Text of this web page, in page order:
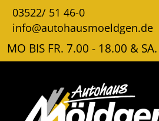
03522/ 51 46-0
info@autohausmoeldgen.de
MO BIS FR. 7.00 - 18.00 &